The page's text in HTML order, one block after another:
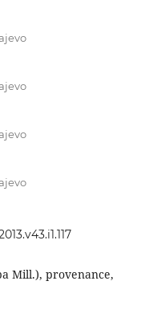
Mill.), provenance,